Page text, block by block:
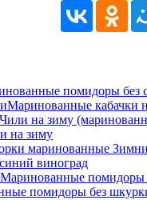
помидоры без
Маринованные кабачки
Чили на зиму
на зиму
маринованные
виноград
Маринованные помидоры
помидоры без